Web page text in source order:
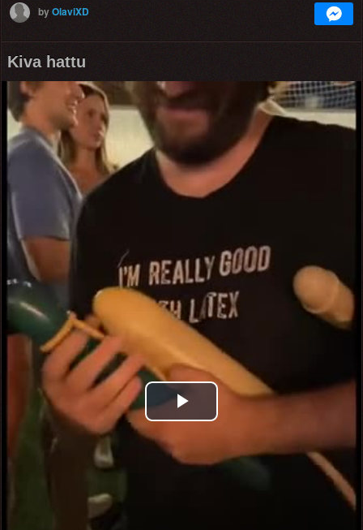
byOlaviXD
Kiva hattu
Play
Video